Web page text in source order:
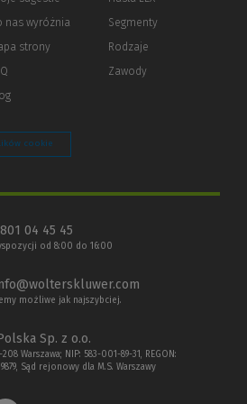
nas wyróżnia
strony
Segmenty
Rodzaje
Zawody
cookie
04 45 45
od 8:00 do 16:00
możliwe jak najszybciej.
Sp. z o.o.
Warszawa; NIP: 583-001-89-31, REGON:
Sąd rejonowy dla M.S. Warszawy